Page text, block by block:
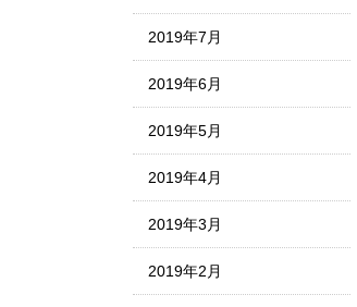
2019年7月
2019年6月
2019年5月
2019年4月
2019年3月
2019年2月